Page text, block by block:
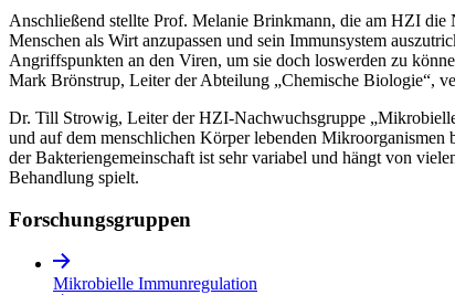
Anschließend stellte Prof. Melanie Brinkmann, die am HZI die
Menschen als Wirt anzupassen und sein Immunsystem
Angriffspunkten an den Viren, um sie doch loswerden zu
Mark Brönstrup, Leiter der Abteilung „Chemische Biologie“,
Dr. Till Strowig, Leiter der HZI-Nachwuchsgruppe
und auf dem menschlichen Körper lebenden
der Bakteriengemeinschaft ist sehr variabel und hängt von
Behandlung spielt.
Forschungs­gruppen
Mikrobielle Immunregulation